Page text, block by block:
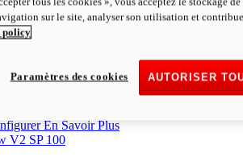
En Savoir Plus
V2 SP
69 lb-ftCouple
Poids humide (sans carburant)
En Savoir Plus
V2 SP 100
sur le site, analyser son utilisation et
policy
AUTORISER
Paramètres des cookies